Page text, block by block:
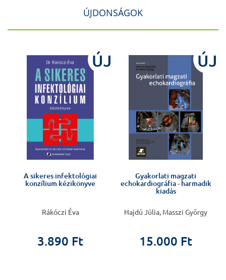
ÚJDONSÁGOK
ÚJ
A sikeres infektológiai
konzílium kézikönyve
Rákóczi Éva
3.890 Ft
ÚJ
Gyakorlati magzati
echokardiográfia - harmadik
kiadás
Hajdú Júlia, Masszi György
15.000 Ft